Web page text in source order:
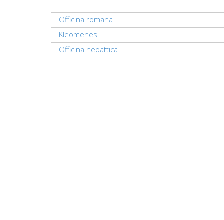
Officina romana
Kleomenes
Officina neoattica